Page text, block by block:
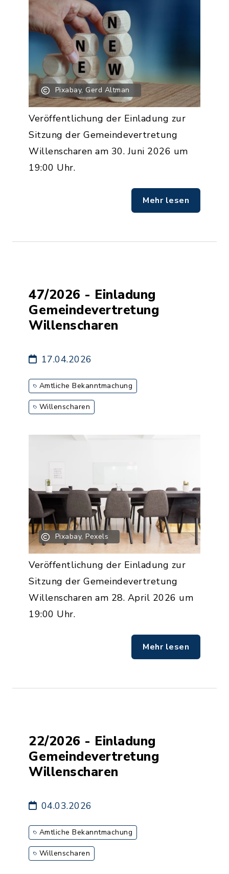
Pixabay, Gerd Altman
Veröffentlichung der Einladung zur
Sitzung der Gemeindevertretung
Willenscharen am 30. Juni 2026 um
19:00 Uhr.
Mehr lesen
47/2026 - Einladung
Gemeindevertretung
Willenscharen
17.04.2026
Amtliche Bekanntmachung
Willenscharen
Pixabay, Pexels
Veröffentlichung der Einladung zur
Sitzung der Gemeindevertretung
Willenscharen am 28. April 2026 um
19:00 Uhr.
Mehr lesen
22/2026 - Einladung
Gemeindevertretung
Willenscharen
04.03.2026
Amtliche Bekanntmachung
Willenscharen